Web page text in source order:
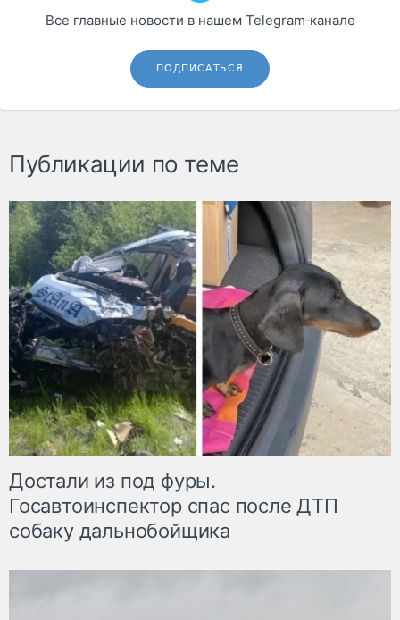
Все главные новости в нашем Telegram‑канале
ПОДПИСАТЬСЯ
Публикации по теме
Достали из под фуры.
Госавтоинспектор спас после ДТП
собаку дальнобойщика